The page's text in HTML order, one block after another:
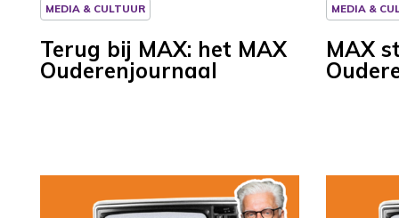
MEDIA & CULTUUR
Terug bij MAX: het MAX
Ouderenjournaal
MEDIA &
MAX